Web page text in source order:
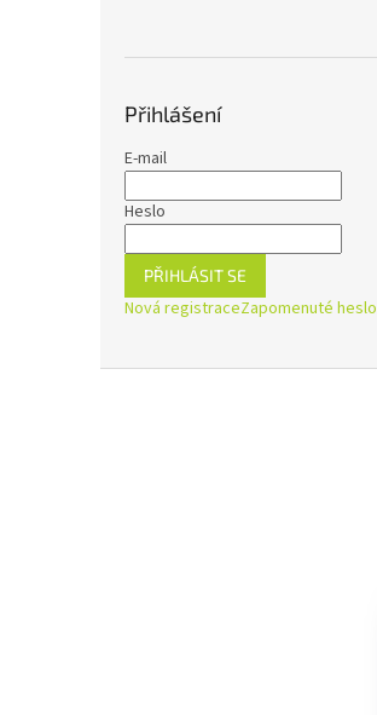
Přihlášení
E-mail
Heslo
PŘIHLÁSIT SE
Nová registraceZapomenuté heslo